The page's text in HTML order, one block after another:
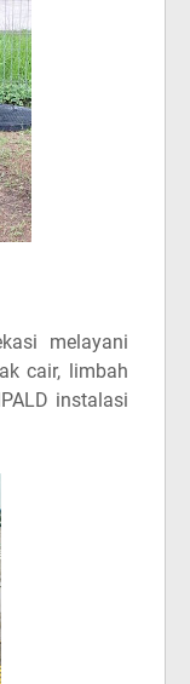
melayani
cair, limbah
instalasi